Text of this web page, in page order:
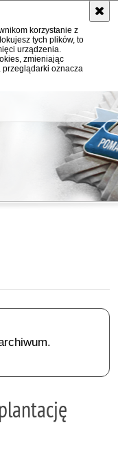
korzystanie z
tych plików, to
urządzenia.
zmieniając
oznacza